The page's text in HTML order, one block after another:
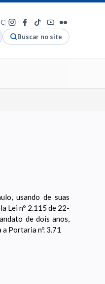
Buscar no site
usando de suas
Lei nº 2.115 de 22-
de dois anos,
Portaria nº. 3.71